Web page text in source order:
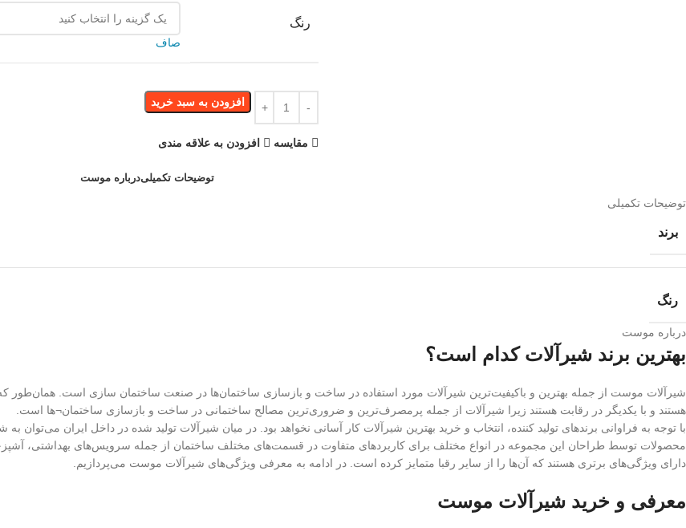
رنگ
صاف
افزودن به سبد خرید
مقایسه افزودن به علاقه مندی
توضیحات تکمیلیدرباره موست
توضیحات تکمیلی
برند
رنگ
درباره موست
بهترین برند شیرآلات کدام است؟
شیرآلات موست از جمله بهترین و باکیفیت‌ترین شیرآلات مورد استفاده در ساخت و بازسازی ساختمان‌ها در صنعت ساختمان سازی است. همان‌طور
هستند و با یکدیگر در رقابت هستند زیرا شیرآلات از جمله پرمصرف‌ترین و ضروری‌ترین مصالح ساختمانی در ساخت و بازسازی ساختمان¬ها است.
با توجه به فراوانی برندهای تولید کننده، انتخاب و خرید بهترین شیرآلات کار آسانی نخواهد بود. در میان شیرآلات تولید شده در داخل ایران می‌توان
محصولات توسط طراحان این مجموعه در انواع مختلف برای کاربردهای متفاوت در قسمت‌های مختلف ساختمان از جمله سرویس‌های بهداشتی،
دارای ویژگی‌های برتری هستند که آن‌ها را از سایر رقبا متمایز کرده است. در ادامه به معرفی ویژگی‌های شیرآلات موست می‌پردازیم.
معرفی و خرید شیرآلات موست